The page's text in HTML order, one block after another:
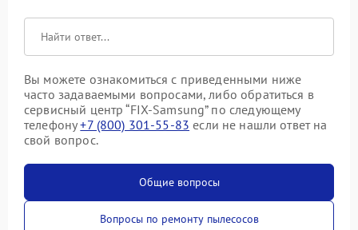
Вы можете ознакомиться с приведенными ниже
часто задаваемыми вопросами, либо обратиться в
сервисный центр “FIX-Samsung” по следующему
телефону+7 (800) 301-55-83 если не нашли ответ на
свой вопрос.
Общие вопросы
Вопросы по ремонту пылесосов